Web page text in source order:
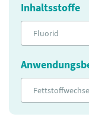
Inhaltsstoffe
Fluorid